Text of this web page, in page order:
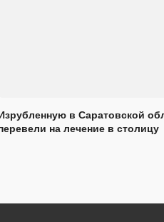
в Саратовской
на лечение в столицу